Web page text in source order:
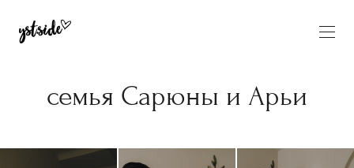
семья Сарюны и Арьи